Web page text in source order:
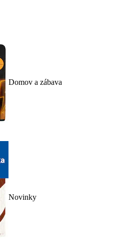
Domov a zábava
Novinky